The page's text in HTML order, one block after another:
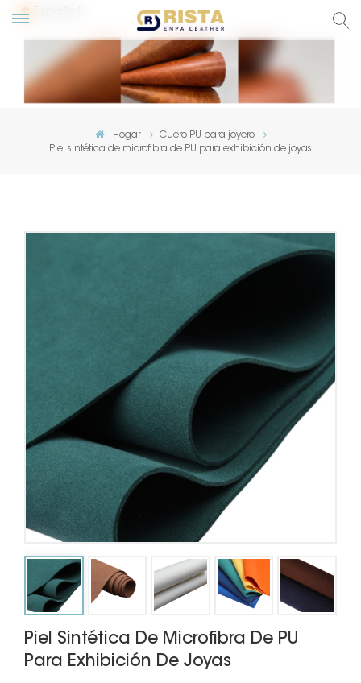
Hogar
Cuero PU para joyero
Piel sintética de microfibra de PU para exhibición de joyas
Piel Sintética De Microfibra De PU
Para Exhibición De Joyas